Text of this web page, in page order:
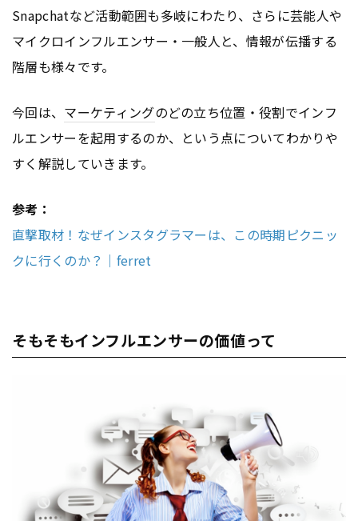
Snapchatなど活動範囲も多岐にわたり、さらに芸能人や
マイクロインフルエンサー・一般人と、情報が伝播する
階層も様々です。
今回は、 マーケティングのどの立ち位置・役割でインフ
ルエンサーを起用するのか、という点についてわかりや
すく解説していきます。
参考：
直撃取材！なぜインスタグラマーは、この時期ピクニッ
クに行くのか？｜ferret
そもそもインフルエンサーの価値って